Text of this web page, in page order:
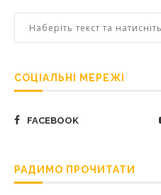
СОЦІАЛЬНІ МЕРЕЖІ
FACEBOOK
РАДИМО ПРОЧИТАТИ